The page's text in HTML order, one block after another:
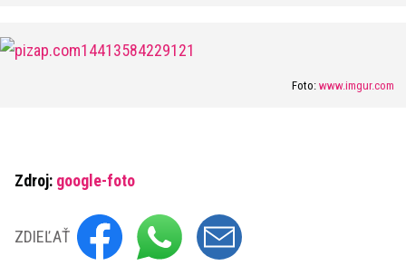
Foto: www.imgur.com
Zdroj: google-foto
ZDIEĽAŤ